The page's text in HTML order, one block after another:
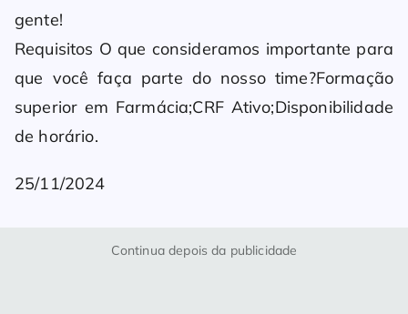
gente!
Requisitos O que consideramos importante para
que você faça parte do nosso time?Formação
superior em Farmácia;CRF Ativo;Disponibilidade
de horário.
25/11/2024
Continua depois da publicidade